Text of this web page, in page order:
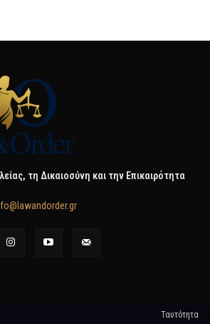
τη Δικαιοσύνη και την Επικαιρότητα
Ταυτότητα